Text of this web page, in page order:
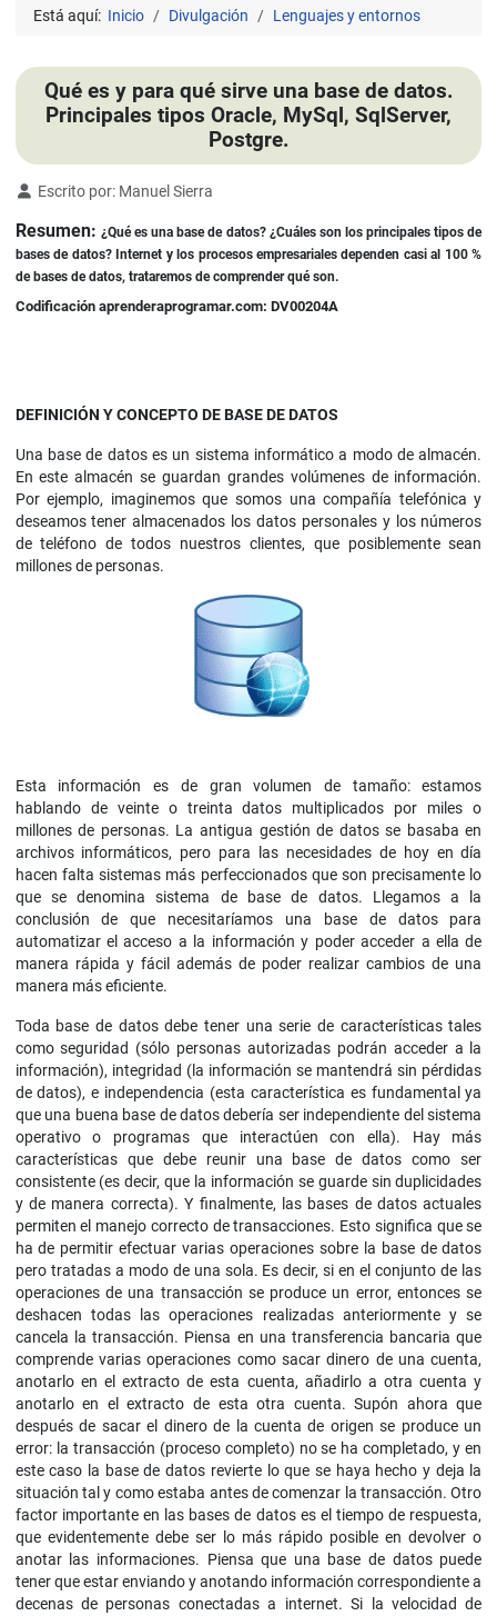
Está aquí: Inicio Divulgación Lenguajes y entornos
Qué es y para qué sirve una base de datos.
Principales tipos Oracle, MySql, SqlServer,
Postgre.
Detalles
Escrito por: Manuel Sierra
Resumen: ¿Qué es una base de datos? ¿Cuáles son los principales tipos de
bases de datos? Internet y los procesos empresariales dependen casi al 100 %
de bases de datos, trataremos de comprender qué son.
Codificación aprenderaprogramar.com: DV00204A
DEFINICIÓN Y CONCEPTO DE BASE DE DATOS
Una base de datos es un sistema informático a modo de almacén.
En este almacén se guardan grandes volúmenes de información.
Por ejemplo, imaginemos que somos una compañía telefónica y
deseamos tener almacenados los datos personales y los números
de teléfono de todos nuestros clientes, que posiblemente sean
millones de personas.
Esta información es de gran volumen de tamaño: estamos
hablando de veinte o treinta datos multiplicados por miles o
millones de personas. La antigua gestión de datos se basaba en
archivos informáticos, pero para las necesidades de hoy en día
hacen falta sistemas más perfeccionados que son precisamente lo
que se denomina sistema de base de datos. Llegamos a la
conclusión de que necesitaríamos una base de datos para
automatizar el acceso a la información y poder acceder a ella de
manera rápida y fácil además de poder realizar cambios de una
manera más eficiente.
Toda base de datos debe tener una serie de características tales
como seguridad (sólo personas autorizadas podrán acceder a la
información), integridad (la información se mantendrá sin pérdidas
de datos), e independencia (esta característica es fundamental ya
que una buena base de datos debería ser independiente del sistema
operativo o programas que interactúen con ella). Hay más
características que debe reunir una base de datos como ser
consistente (es decir, que la información se guarde sin duplicidades
y de manera correcta). Y finalmente, las bases de datos actuales
permiten el manejo correcto de transacciones. Esto significa que se
ha de permitir efectuar varias operaciones sobre la base de datos
pero tratadas a modo de una sola. Es decir, si en el conjunto de las
operaciones de una transacción se produce un error, entonces se
deshacen todas las operaciones realizadas anteriormente y se
cancela la transacción. Piensa en una transferencia bancaria que
comprende varias operaciones como sacar dinero de una cuenta,
anotarlo en el extracto de esta cuenta, añadirlo a otra cuenta y
anotarlo en el extracto de esta otra cuenta. Supón ahora que
después de sacar el dinero de la cuenta de origen se produce un
error: la transacción (proceso completo) no se ha completado, y en
este caso la base de datos revierte lo que se haya hecho y deja la
situación tal y como estaba antes de comenzar la transacción. Otro
factor importante en las bases de datos es el tiempo de respuesta,
que evidentemente debe ser lo más rápido posible en devolver o
anotar las informaciones. Piensa que una base de datos puede
tener que estar enviando y anotando información correspondiente a
decenas de personas conectadas a internet. Si la velocidad de